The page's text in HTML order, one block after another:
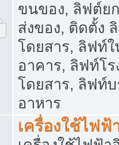
ขนของ, ลิฟต์ย
ส่งของ, ติดตั้ง
โดยสาร, ลิฟท์
อาคาร, ลิฟท์โ
โดยสาร, ลิฟท์
อาหาร
เครื่องใช้ไฟฟ้